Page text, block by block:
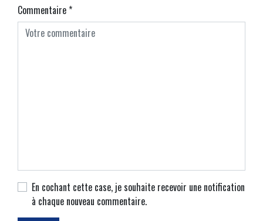
Commentaire*
En cochant cette case, je souhaite recevoir une notification
à chaque nouveau commentaire.